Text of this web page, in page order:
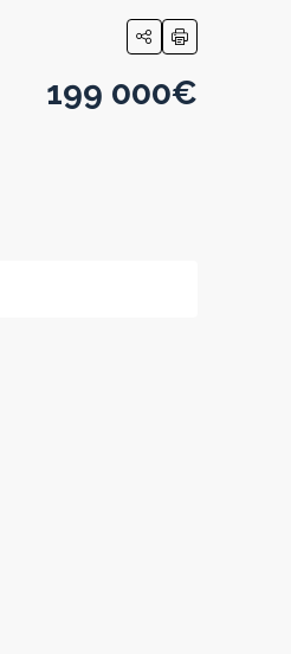
199 000€